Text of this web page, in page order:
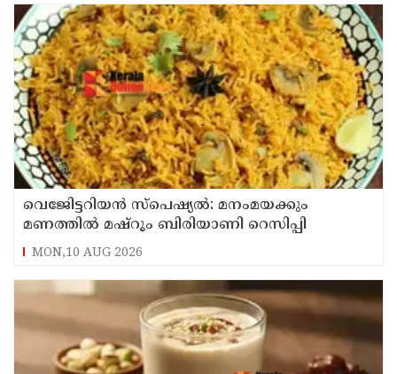
വെജിേട്ടറിയൻ സ്പെഷ്യൽ: മനംമയക്കും
മണത്തിൽ മഷ്‌റൂം ബിരിയാണി റെസിപ്പി
MON,10 AUG 2026